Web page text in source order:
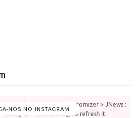
NOS NO INSTAGRAM
is expired, Go to the Customizer > JNews :
Instagram Feed Setting, to refresh it.